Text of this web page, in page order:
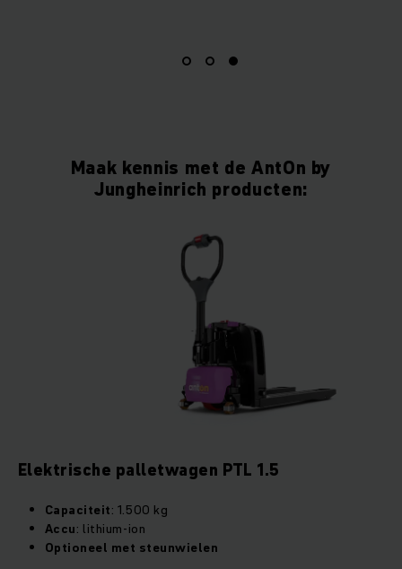
Maak kennis met de AntOn by
Jungheinrich producten:
Elektrische palletwagen PTL 1.5
Capaciteit: 1.500 kg
Accu: lithium-ion
Optioneel met steunwielen